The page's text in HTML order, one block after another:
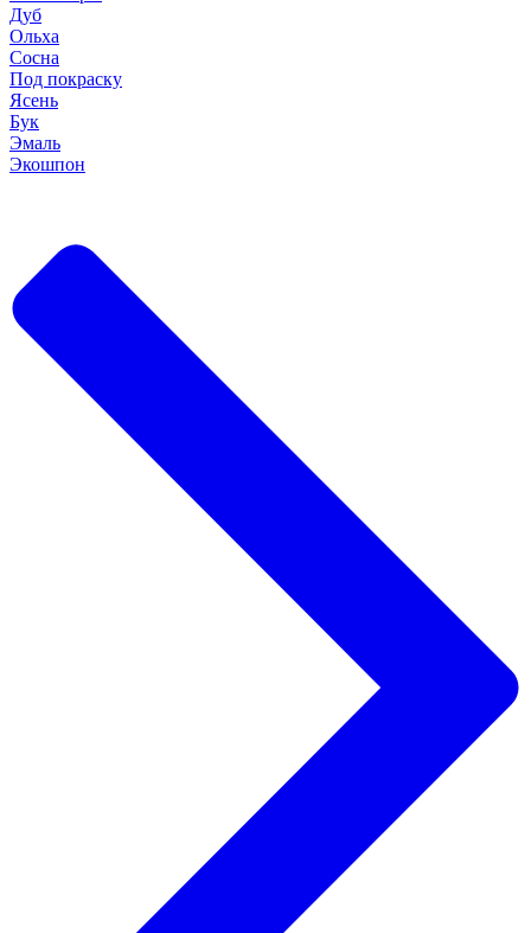
Дуб
Ольха
Сосна
Под покраску
Ясень
Бук
Эмаль
Экошпон